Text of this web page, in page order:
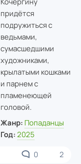
придётся
подружиться с
ведьмами,
сумасшедшими
художниками,
крылатыми кошками
и парнем с
пламенеющей
головой.
Жанр: Попаданцы
Год: 2025
0 2